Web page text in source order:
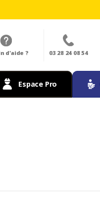
d'aide ? 03 28 24 08 54
Espace Pro